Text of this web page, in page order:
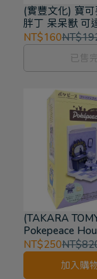
(實豐文化) 寶
胖丁 呆呆獸 可
NT$160
已售
(TAKARA
Pokepeace
小屋 更衣室 妙
場景盒玩 組合
NT$250
加入購